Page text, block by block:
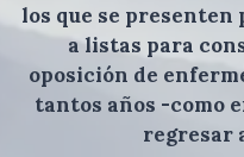
los que se
a listas para
oposición de
tantos años -como
regresar